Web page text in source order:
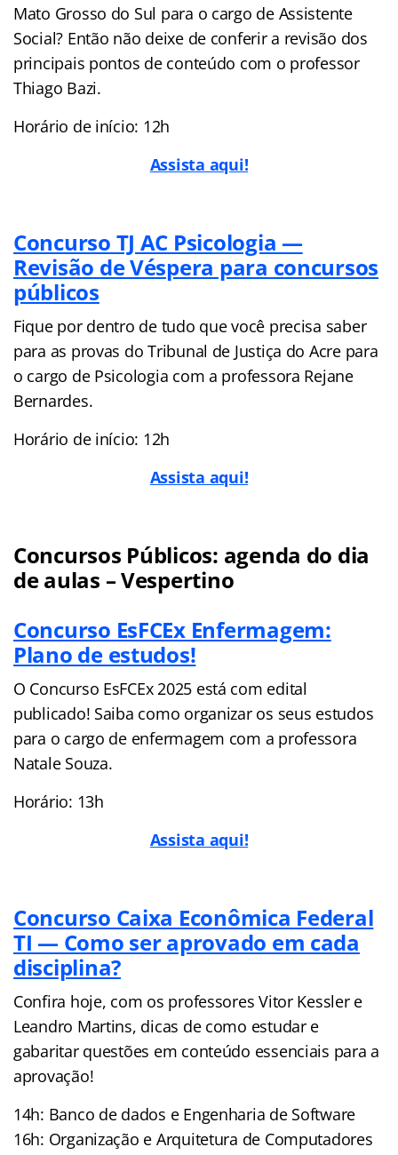
Mato Grosso do Sul para o cargo de Assistente
Social? Então não deixe de conferir a revisão dos
principais pontos de conteúdo com o professor
Thiago Bazi.
Horário de início: 12h
Assista aqui!
Concurso TJ AC Psicologia —
Revisão de Véspera para concursos
públicos
Fique por dentro de tudo que você precisa saber
para as provas do Tribunal de Justiça do Acre para
o cargo de Psicologia com a professora Rejane
Bernardes.
Horário de início: 12h
Assista aqui!
Concursos Públicos: agenda do dia
de aulas – Vespertino
Concurso EsFCEx Enfermagem:
Plano de estudos!
O Concurso EsFCEx 2025 está com edital
publicado! Saiba como organizar os seus estudos
para o cargo de enfermagem com a professora
Natale Souza.
Horário: 13h
Assista aqui!
Concurso Caixa Econômica Federal
TI — Como ser aprovado em cada
disciplina?
Confira hoje, com os professores Vitor Kessler e
Leandro Martins, dicas de como estudar e
gabaritar questões em conteúdo essenciais para a
aprovação!
14h: Banco de dados e Engenharia de Software
16h: Organização e Arquitetura de Computadores